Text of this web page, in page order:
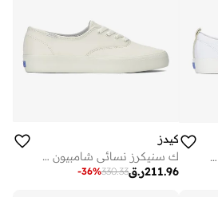
ك سنيكرز نسائي قماش كاجوال أبيض
كيدز
ك سنيكرز نسائي شامبيون جلد أبيض
ر.ق211.96
330.33
-36%